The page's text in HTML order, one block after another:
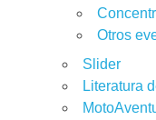
Otros
Slider
Literatura